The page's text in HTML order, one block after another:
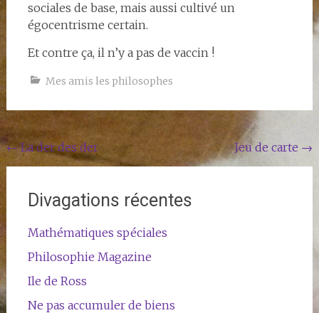
sociales de base, mais aussi cultivé un
égocentrisme certain.
Et contre ça, il n’y a pas de vaccin !
Mes amis les philosophes
Navigation
de
l'article
←La der des der Jeu de carte →
Divagations récentes
Mathématiques spéciales
Philosophie Magazine
Ile de Ross
Ne pas accumuler de biens